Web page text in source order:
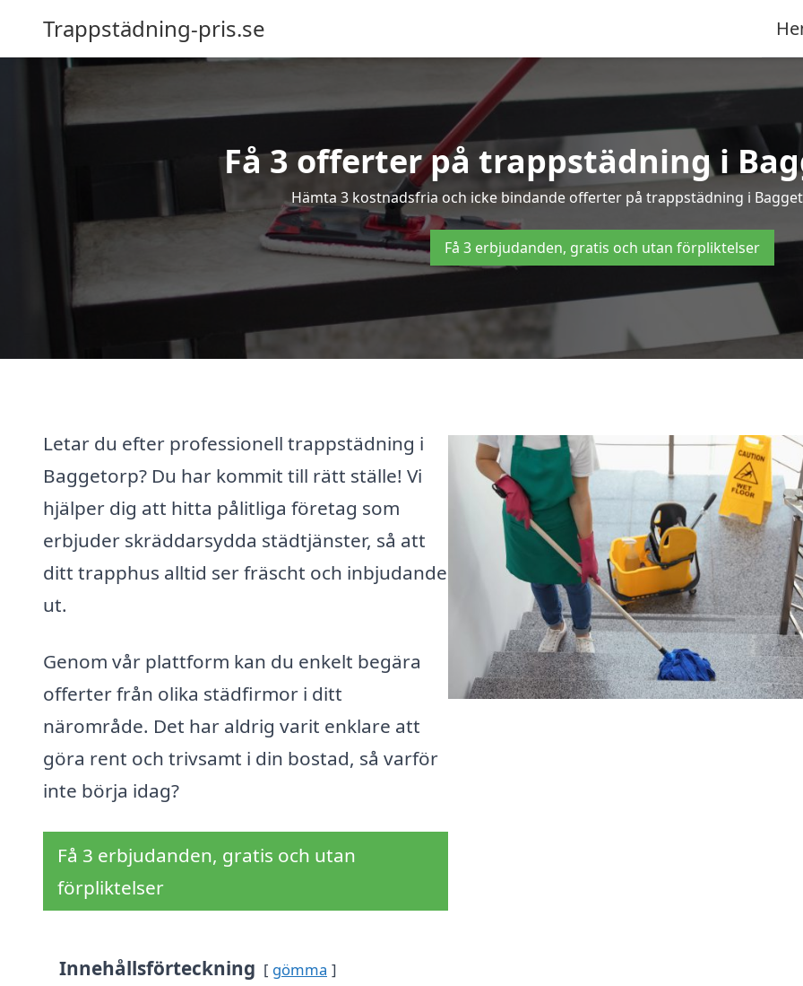
Trappstädning-pris.se
Få 3 offerter på trappstädning i
Hämta 3 kostnadsfria och icke bindande offerter på trappstädning i
Få 3 erbjudanden, gratis och utan förpliktelser
Letar du efter professionell trappstädning i
Baggetorp? Du har kommit till rätt ställe! Vi
hjälper dig att hitta pålitliga företag som
erbjuder skräddarsydda städtjänster, så att
ditt trapphus alltid ser fräscht och inbjudande
ut.
Genom vår plattform kan du enkelt begära
offerter från olika städfirmor i ditt
närområde. Det har aldrig varit enklare att
göra rent och trivsamt i din bostad, så varför
inte börja idag?
Få 3 erbjudanden, gratis och utan
förpliktelser
Innehållsförteckning gömma